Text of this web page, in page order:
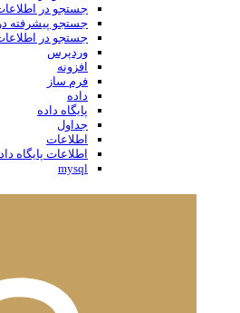
جستجو در اطلاعات
جستجو پیشرفته در
جستجو در اطلاعات
وردپرس
افزونه
فرم ساز
داده
پایگاه داده
جداول
اطلاعات
اطلاعات پایگاه داده
mysql